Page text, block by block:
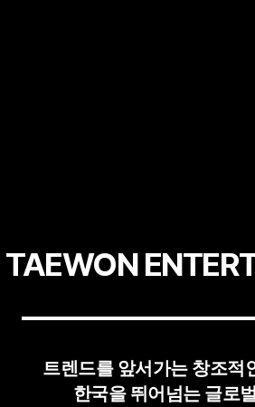
TAEWON
트렌드를 앞서가는 창조적
한국을 뛰어넘는 글로